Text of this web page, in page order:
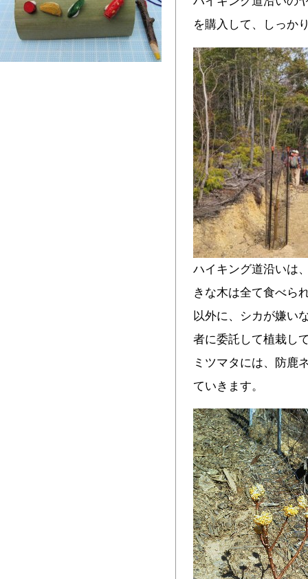
を購入して、しっか
ハイキング道沿いは
きな木は全て食べら
以外に、シカが嫌い
者に委託して植栽し
ミツマタには、防鹿
ていきます。